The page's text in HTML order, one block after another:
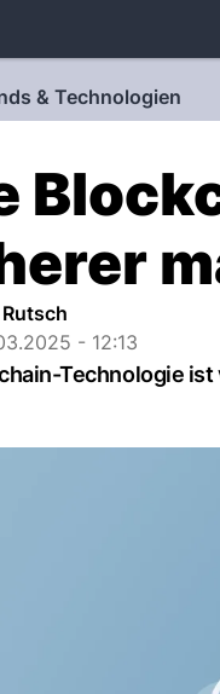
& Technologien
- 12:13
Technologie